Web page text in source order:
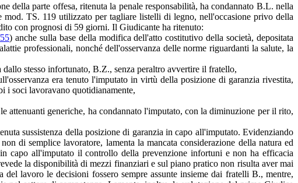
parte offesa, ritenuta la penale responsabilità, ha condannato B.L. nella
TS. 119 utilizzato per tagliare listelli di legno, nell'occasione privo della
con prognosi di 59 giorni. Il Giudicante ha ritenuto:
) anche sulla base della modifica dell'atto costitutivo della società, depositata
professionali, nonché dell'osservanza delle norme riguardanti la salute, la
stesso infortunato, B.Z., senza peraltro avvertire il fratello,
era tenuto l'imputato in virtù della posizione di garanzia rivestita,
i soci lavoravano quotidianamente,
attenuanti generiche, ha condannato l'imputato, con la diminuzione per il rito,
sussistenza della posizione di garanzia in capo all'imputato. Evidenziando
di semplice lavoratore, lamenta la mancata considerazione della natura ed
capo all'imputato il controllo della prevenzione infortuni e non ha efficacia
la disponibilità di mezzi finanziari e sul piano pratico non risulta aver mai
lavoro le decisioni fossero sempre assunte insieme dai fratelli B., mentre,